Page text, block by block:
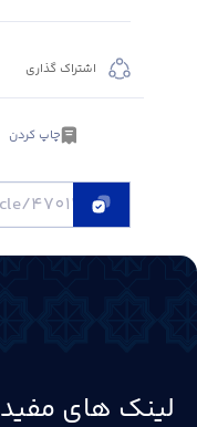
اشتراک گذاری
چاپ کردن
لینک های مفید